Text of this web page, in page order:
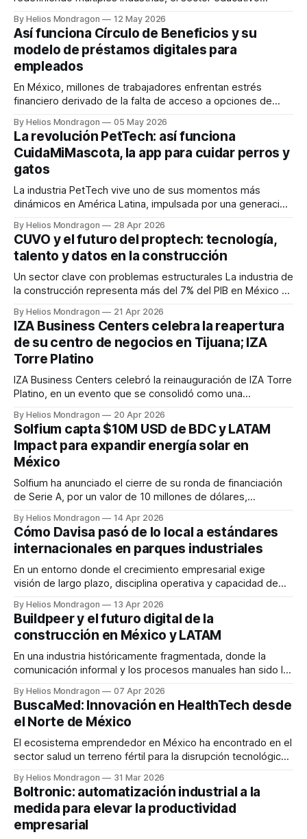
docentes para responder a nuevas dinámicas de
aprendizaje. En ese escenario surge Cursafy, una startup
enfocada en fortalecer las competencias de los profesores
mediante formación continua, acompañamiento
By Helios Mondragon 12 May 2026
Así funciona Círculo de Beneficios y su
modelo de préstamos digitales para
empleados
En México, millones de trabajadores enfrentan estrés
financiero derivado de la falta de acceso a opciones de
contexto surge Círculo de Beneficios, una startup fintech
mexicana que busca modernizar la manera en que los
empleados obtienen préstamos y adelantos de nómina
mediante una
By Helios Mondragon 05 May 2026
La revolución PetTech: así funciona
CuidaMiMascota, la app para cuidar perros y
gatos
La industria PetTech vive uno de sus momentos más
dinámicos en América Latina, impulsada por una generación
esencial de la familia. En este escenario surge
CuidaMiMascota, una startup mexicana que busca
transformar la manera en que las personas encuentran
cuidado para
By Helios Mondragon 28 Apr 2026
CUVO y el futuro del proptech: tecnología,
talento y datos en la construcción
Un sector clave con problemas estructurales La industria de
la construcción representa más del 7% del PIB en México y
embargo, enfrenta desafíos críticos: hasta el 95% de las
obras no se entregan en tiempo o con la calidad esperada,
By Helios Mondragon 21 Apr 2026
IZA Business Centers celebra la reapertura
de su centro de negocios en Tijuana; IZA
Torre Platino
IZA Business Centers celebró la reinauguración de IZA Torre
Platino, en un evento que se consolidó como una
líderes del sector empresarial de Tijuana que impulsan el
emprendimiento y la innovación en la región. IZA Torre
Platino se encuentra en uno de
By Helios Mondragon 20 Apr 2026
Solfium capta $10M USD de BDC y LATAM
Impact para expandir energía solar en
México
Solfium ha anunciado el cierre de su ronda de financiación
de Serie A, por un valor de 10 millones de dólares,
sido liderada por Accion y ALIVE Ventures, con la
participación de BDC Capital, LATAM Impact Fund y Kamay
Ventures. Esta
By Helios Mondragon 14 Apr 2026
Cómo Davisa pasó de lo local a estándares
internacionales en parques industriales
En un entorno donde el crecimiento empresarial exige
visión de largo plazo, disciplina operativa y capacidad de
Davisa, comparte las claves que han llevado a la compañía
a consolidarse como un actor relevante en el desarrollo
inmobiliario industrial en el norte de México.
By Helios Mondragon 13 Apr 2026
Buildpeer y el futuro digital de la
construcción en México y LATAM
En una industria históricamente fragmentada, donde la
comunicación informal y los procesos manuales han sido la
diseñada para transformar la manera en que se gestionan
los proyectos de construcción en Latinoamérica. Fundada
en 2022 por Mauricio Valdés y Ernesto González, Buildpeer
nace a
By Helios Mondragon 07 Apr 2026
BuscaMed: Innovación en HealthTech desde
el Norte de México
El ecosistema emprendedor en México ha encontrado en el
sector salud un terreno fértil para la disrupción tecnológica.
como un jugador clave en la vertical de HealthTech y SaaS,
utilizando inteligencia artificial para optimizar la distribución
de medicamentos. Bajo el liderazgo de
By Helios Mondragon 31 Mar 2026
Boltronic: automatización industrial a la
medida para elevar la productividad
empresarial